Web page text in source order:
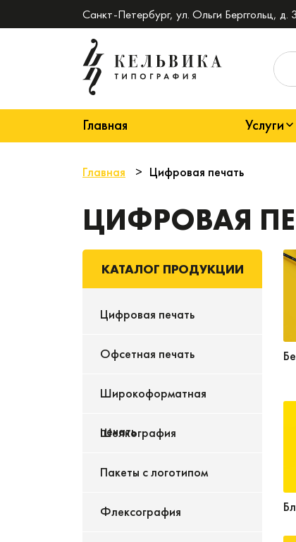
Санкт-Петербург, ул. Ольги Берггольц,
Главная Услуги
Главная Цифровая печать
ЦИФРОВАЯ
КАТАЛОГ ПРОДУКЦИИ
Цифровая печать
Офсетная печать
Широкоформатная
печать
Шелкография
Пакеты с логотипом
Флексография